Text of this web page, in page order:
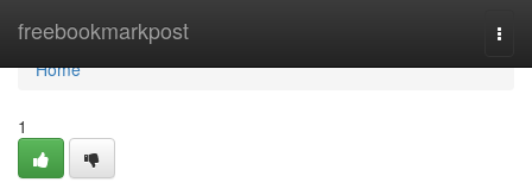
freebookmarkpost
Home
Home
1